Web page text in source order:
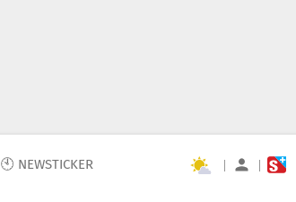
🕙 NEWSTICKER | |